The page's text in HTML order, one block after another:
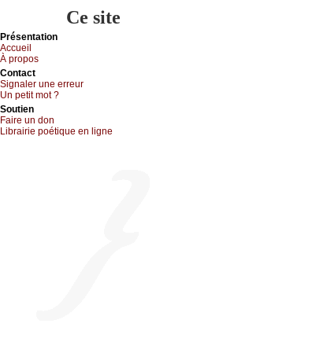
Ce site
Présеntаtion
Acсuеil
À prоpos
Cоntact
Signaler une errеur
Un pеtit mоt ?
Sоutien
Fаirе un dоn
Librairiе pоétique en lignе